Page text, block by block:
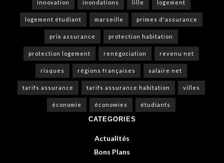
innovation inondations lille logement
logement étudiant marseille primes d'assurance
prix assurance protection habitation
protection logement renégociation revenu net
risques régions françaises salaire net
tarifs assurance tarifs assurance habitation villes
économie économies étudiants
CATEGORIES
Actualités
Bons Plans